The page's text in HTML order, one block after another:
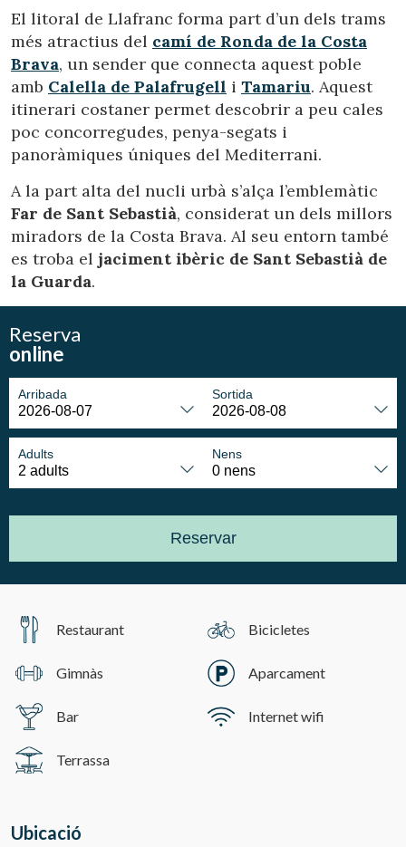
El litoral de Llafranc forma part d’un dels trams
més atractius del camí de Ronda de la Costa
Brava, un sender que connecta aquest poble
amb Calella de Palafrugell i Tamariu. Aquest
itinerari costaner permet descobrir a peu cales
poc concorregudes, penya-segats i
panoràmiques úniques del Mediterrani.
A la part alta del nucli urbà s’alça l’emblemàtic
Far de Sant Sebastià, considerat un dels millors
miradors de la Costa Brava. Al seu entorn també
es troba el jaciment ibèric de Sant Sebastià de
la Guarda.
Reserva
online
Arribada Sortida
Adults Nens
Reservar
Restaurant Bicicletes
Gimnàs Aparcament
Bar Internet wifi
Terrassa
Ubicació
de l'usuari a través de l'observació continuada dels seus
hàbits de navegació. Gràcies a elles, podem conèixer els
hàbits de navegació al lloc web i mostrar publicitat
relacionada amb el perfil de navegació de l'usuari.